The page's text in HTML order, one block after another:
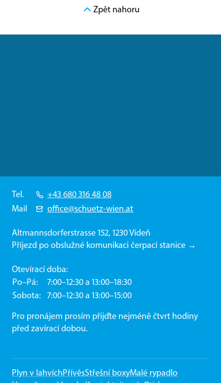
Zpět nahoru
Tel.
+43 680 316 48 08
Mail
office@schuetz-wien.at
Altmannsdorferstrasse 152, 1230 Vídeň
Příjezd po obslužné komunikaci čerpací stanice →
Otevírací doba:
Po–Pá
7:00–12:30 a 13:00–18:30
Sobota
7:00–12:30 a 13:00–15:00
Pro pronájem prosím přijďte nejméně čtvrt hodiny
před zavírací dobou.
Plyn v lahvíchPřívěsStřešní boxyMalé rypadlo